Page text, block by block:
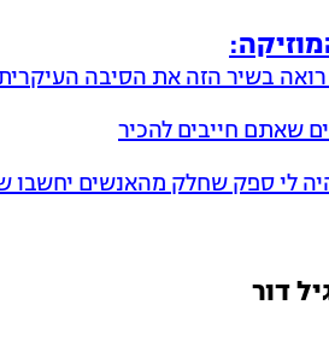
רואה בשיר הזה את הסיבה
שאתם חייבים להכיר
לי ספק שחלק מהאנשים
דור